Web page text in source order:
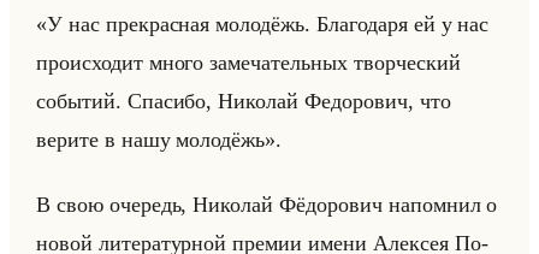
«У нас прекрасная молодёжь. Благодаря ей у нас
происходит много замечательных творческий
событий. Спасибо, Николай Федорович, что
верите в нашу молодёжь».
В свою оче­редь, Ни­ко­лай Фё­до­ро­вич на­пом­нил о
новой ли­те­ра­тур­ной пре­мии имени Алек­сея По­